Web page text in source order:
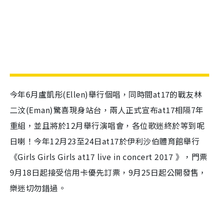
今年6月盧凱彤(Ellen)舉行個唱，同時間at17的戰友林
二汶(Eman)驚喜現身站台，兩人正式宣布at17相隔7年
重組，並且將於12月舉行演唱會，各位歌迷終於等到呢
日喇！今年12月23至24日at17於伊利沙伯體育館舉行
《Girls Girls Girls at17 live in concert 2017 》，門票
9月18日起接受信用卡優先訂票，9月25日起公開發售，
樂迷切勿錯過。